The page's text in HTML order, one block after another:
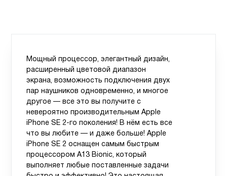
Мощный процессор, элегантный дизайн,
расширенный цветовой диапазон
экрана, возможность подключения двух
пар наушников одновременно, и многое
другое — все это вы получите с
невероятно производительным Apple
iPhone SE 2-го поколения! В нём есть все
что вы любите — и даже больше! Apple
iPhone SE 2 оснащен самым быстрым
процессором A13 Bionic, который
выполняет любые поставленные задачи